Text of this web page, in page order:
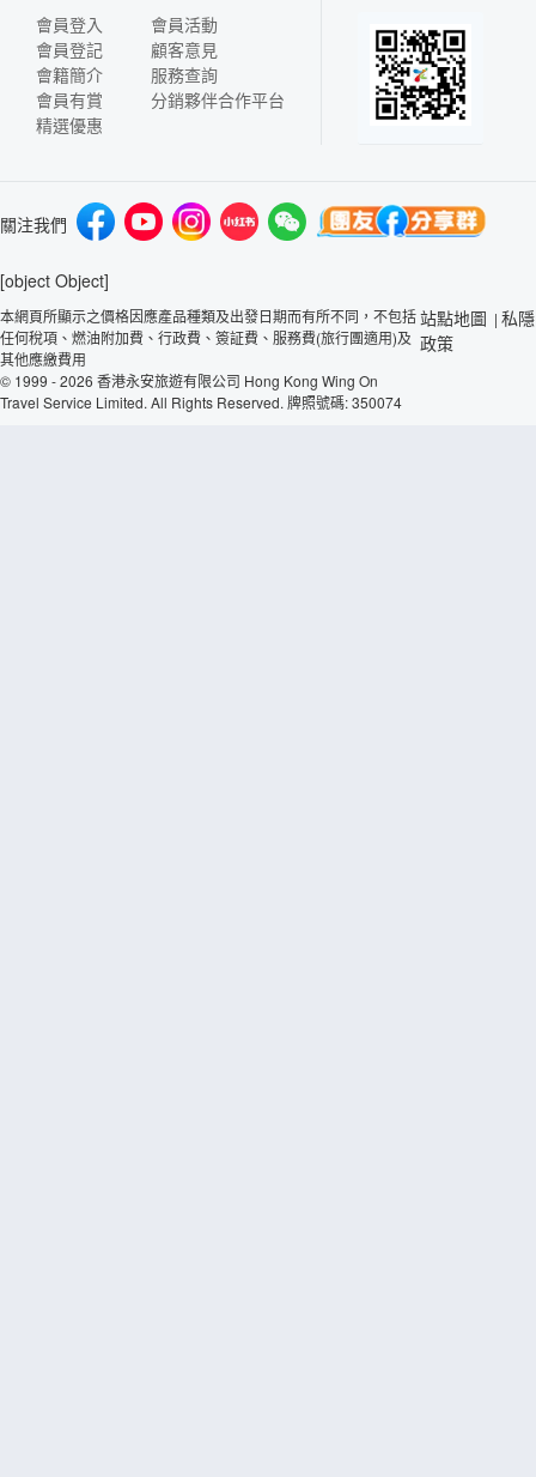
會員登入
會員登記
會籍簡介
會員有賞
精選優惠
會員活動
顧客意見
服務查詢
分銷夥伴合作平台
關注我們
[object Object]
本網頁所顯示之價格因應產品種類及出發日期而有所不同，不包括
任何稅項、燃油附加費、行政費、簽証費、服務費(旅行團適用)及
其他應繳費用
© 1999 - 2026 香港永安旅遊有限公司 Hong Kong Wing On
Travel Service Limited. All Rights Reserved. 牌照號碼: 350074
站點地圖 | 私隱
政策